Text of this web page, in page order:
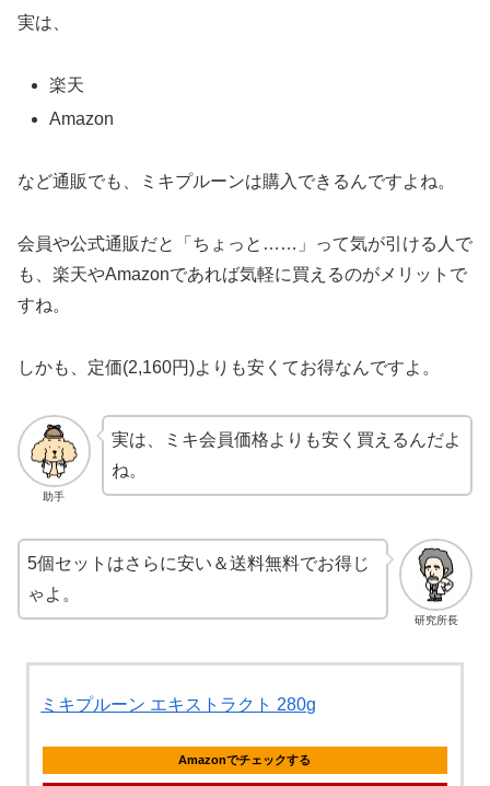
実は、
楽天
Amazon
など通販でも、ミキプルーンは購入できるんですよね。
会員や公式通販だと「ちょっと……」って気が引ける人で
も、楽天やAmazonであれば気軽に買えるのがメリットで
すね。
しかも、定価(2,160円)よりも安くてお得なんですよ。
助手
実は、ミキ会員価格よりも安く買えるんだよ
ね。
研究所長
5個セットはさらに安い＆送料無料でお得じ
ゃよ。
ミキプルーン エキストラクト 280g
Amazonでチェックする